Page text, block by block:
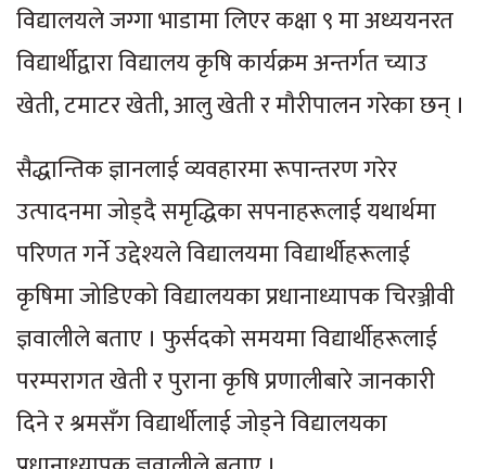
विद्यालयले जग्गा भाडामा लिएर कक्षा ९ मा अध्ययनरत
विद्यार्थीद्वारा विद्यालय कृषि कार्यक्रम अन्तर्गत च्याउ
खेती, टमाटर खेती, आलु खेती र मौरीपालन गरेका छन् ।
सैद्धान्तिक ज्ञानलाई व्यवहारमा रूपान्तरण गरेर
उत्पादनमा जोड्दै समृद्धिका सपनाहरूलाई यथार्थमा
परिणत गर्ने उद्देश्यले विद्यालयमा विद्यार्थीहरूलाई
कृषिमा जोडिएको विद्यालयका प्रधानाध्यापक चिरञ्जीवी
ज्ञवालीले बताए । फुर्सदको समयमा विद्यार्थीहरूलाई
परम्परागत खेती र पुराना कृषि प्रणालीबारे जानकारी
दिने र श्रमसँग विद्यार्थीलाई जोड्ने विद्यालयका